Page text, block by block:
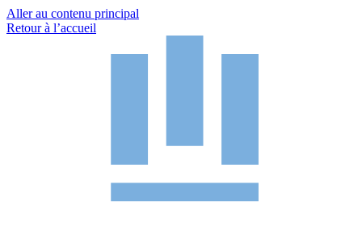
Aller au contenu principal
Retour à l’accueil